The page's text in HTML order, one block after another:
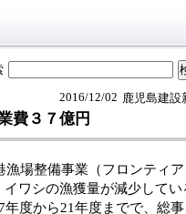
鹿児島建設
2016/12/02
費３７億円
場整備事業（フロンティア
ワシの漁獲量が減少してい
度から21年度までで、総事